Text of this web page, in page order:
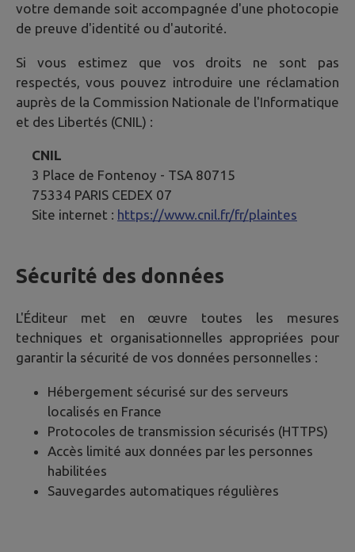
votre demande soit accompagnée d'une photocopie
de preuve d'identité ou d'autorité.
Si vous estimez que vos droits ne sont pas
respectés, vous pouvez introduire une réclamation
auprès de la Commission Nationale de l'Informatique
et des Libertés (CNIL) :
CNIL
3 Place de Fontenoy - TSA 80715
75334 PARIS CEDEX 07
Site internet : https://www.cnil.fr/fr/plaintes
Sécurité des données
L'Éditeur met en œuvre toutes les mesures
techniques et organisationnelles appropriées pour
garantir la sécurité de vos données personnelles :
Hébergement sécurisé sur des serveurs
localisés en France
Protocoles de transmission sécurisés (HTTPS)
Accès limité aux données par les personnes
habilitées
Sauvegardes automatiques régulières